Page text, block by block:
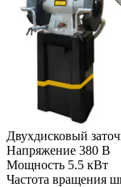
Двухдисковый
Напряжение 380 В
Мощность 5.5 кВт
Частота вращения